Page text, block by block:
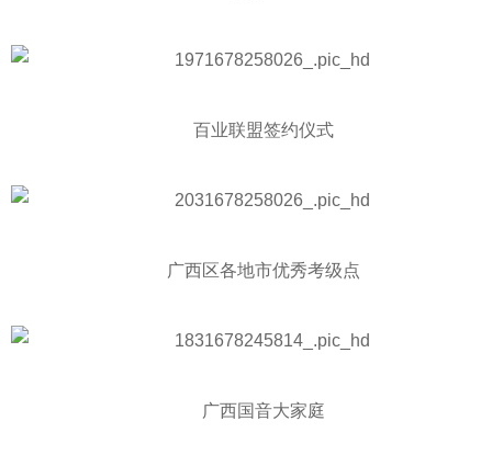
百业联盟签约仪式
广西区各地市优秀考级点
广西国音大家庭